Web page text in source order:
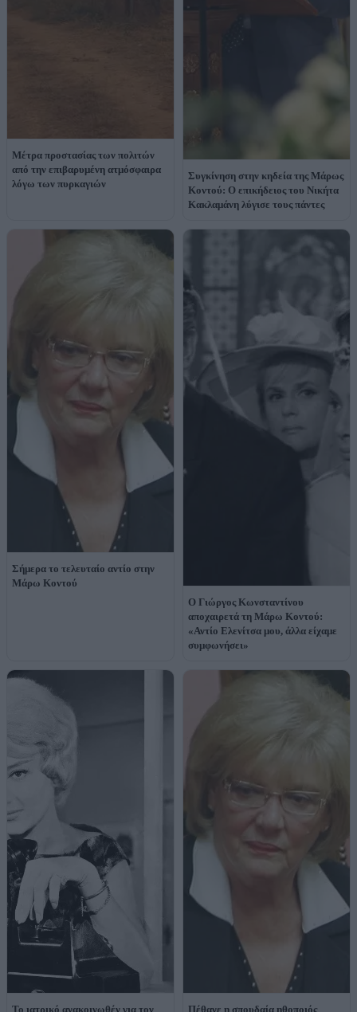
Μέτρα προστασίας των πολιτών
από την επιβαρυμένη ατμόσφαιρα
λόγω των πυρκαγιών
Συγκίνηση στην κηδεία της Μάρως
Κοντού: Ο επικήδειος του Νικήτα
Κακλαμάνη λύγισε τους πάντες
Σήμερα το τελευταίο αντίο στην
Μάρω Κοντού
Ο Γιώργος Κωνσταντίνου
αποχαιρετά τη Μάρω Κοντού:
«Αντίο Ελενίτσα μου, άλλα είχαμε
συμφωνήσει»
Το ιατρικό ανακοινωθέν για τον Πέθανε η σπουδαία ηθοποιός